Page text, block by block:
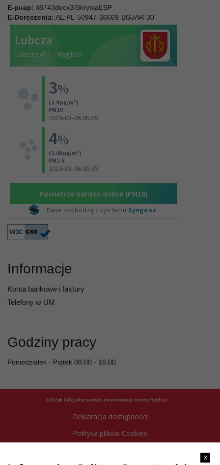
E-puap: /i8743decx3/SkrytkaESP
E-Doręczenia: AE:PL-50947-36669-BGJAR-30
Informacje
Konta bankowe i faktury
Telefony w UM
Godziny pracy
Poniedziałek - Piątek 08:00 - 16:00
2022@ Oficjalny serwis internetowy Gminy Ryglice
Deklaracja dostępności
Polityka plików Cookies
x